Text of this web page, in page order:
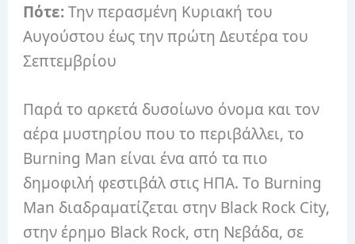
Πότε:Την περασμένη Κυριακή του
Αυγούστου έως την πρώτη Δευτέρα του
Σεπτεμβρίου
Παρά το αρκετά δυσοίωνο όνομα και τον
αέρα μυστηρίου που το περιβάλλει, το
Burning Man είναι ένα από τα πιο
δημοφιλή φεστιβάλ στις ΗΠΑ.Το Burning
Man διαδραματίζεται στην Black Rock City,
στην έρημο Black Rock, στη Νεβάδα, σε